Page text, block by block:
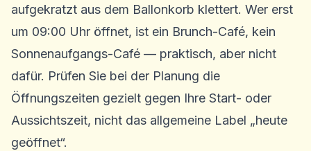
aufgekratzt aus dem Ballonkorb klettert. Wer erst
um 09:00 Uhr öffnet, ist ein Brunch-Café, kein
Sonnenaufgangs-Café — praktisch, aber nicht
dafür. Prüfen Sie bei der Planung die
Öffnungszeiten gezielt gegen Ihre Start- oder
Aussichtszeit, nicht das allgemeine Label „heute
geöffnet“.